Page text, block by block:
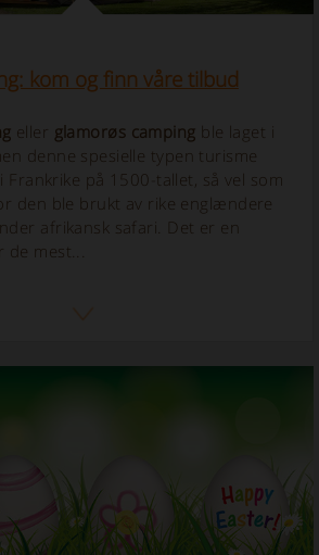
kom og finn våre tilbud
eller glamorøs camping ble laget i
denne spesielle typen turisme
på 1500-tallet, så vel som
den ble brukt av rike englændere
afrikansk safari. Det er en
de mest...